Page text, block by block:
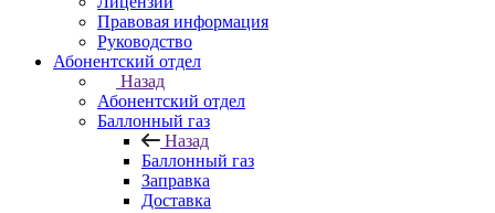
Правовая информация
Руководство
Абонентский отдел
Назад
Абонентский отдел
Баллонный газ
Назад
Баллонный газ
Заправка
Доставка